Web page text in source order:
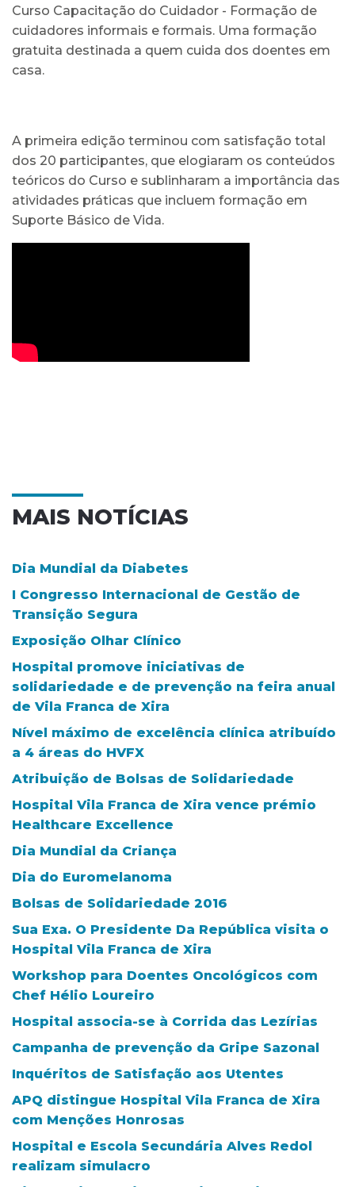
Curso Capacitação do Cuidador - Formação de
cuidadores informais e formais. Uma formação
gratuita destinada a quem cuida dos doentes em
casa.
A primeira edição terminou com satisfação total
dos 20 participantes, que elogiaram os conteúdos
teóricos do Curso e sublinharam a importância das
atividades práticas que incluem formação em
Suporte Básico de Vida.
MAIS NOTÍCIAS
Dia Mundial da Diabetes
I Congresso Internacional de Gestão de
Transição Segura
Exposição Olhar Clínico
Hospital promove iniciativas de
solidariedade e de prevenção na feira anual
de Vila Franca de Xira
Nível máximo de excelência clínica atribuído
a 4 áreas do HVFX
Atribuição de Bolsas de Solidariedade
Hospital Vila Franca de Xira vence prémio
Healthcare Excellence
Dia Mundial da Criança
Dia do Euromelanoma
Bolsas de Solidariedade 2016
Sua Exa. O Presidente Da República visita o
Hospital Vila Franca de Xira
Workshop para Doentes Oncológicos com
Chef Hélio Loureiro
Hospital associa-se à Corrida das Lezírias
Campanha de prevenção da Gripe Sazonal
Inquéritos de Satisfação aos Utentes
APQ distingue Hospital Vila Franca de Xira
com Menções Honrosas
Hospital e Escola Secundária Alves Redol
realizam simulacro